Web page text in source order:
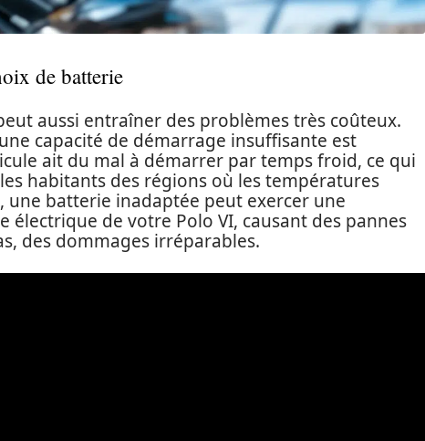
de batterie
aussi entraîner des problèmes très coûteux.
capacité de démarrage insuffisante est
ait du mal à démarrer par temps froid, ce qui
habitants des régions où les températures
batterie inadaptée peut exercer une
électrique de votre Polo VI, causant des pannes
des dommages irréparables.